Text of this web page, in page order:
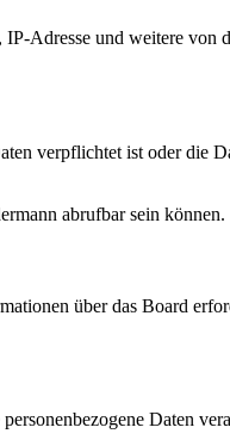
Adresse und weitere von
verpflichtet ist oder die
abrufbar sein können.
über das Board
Daten